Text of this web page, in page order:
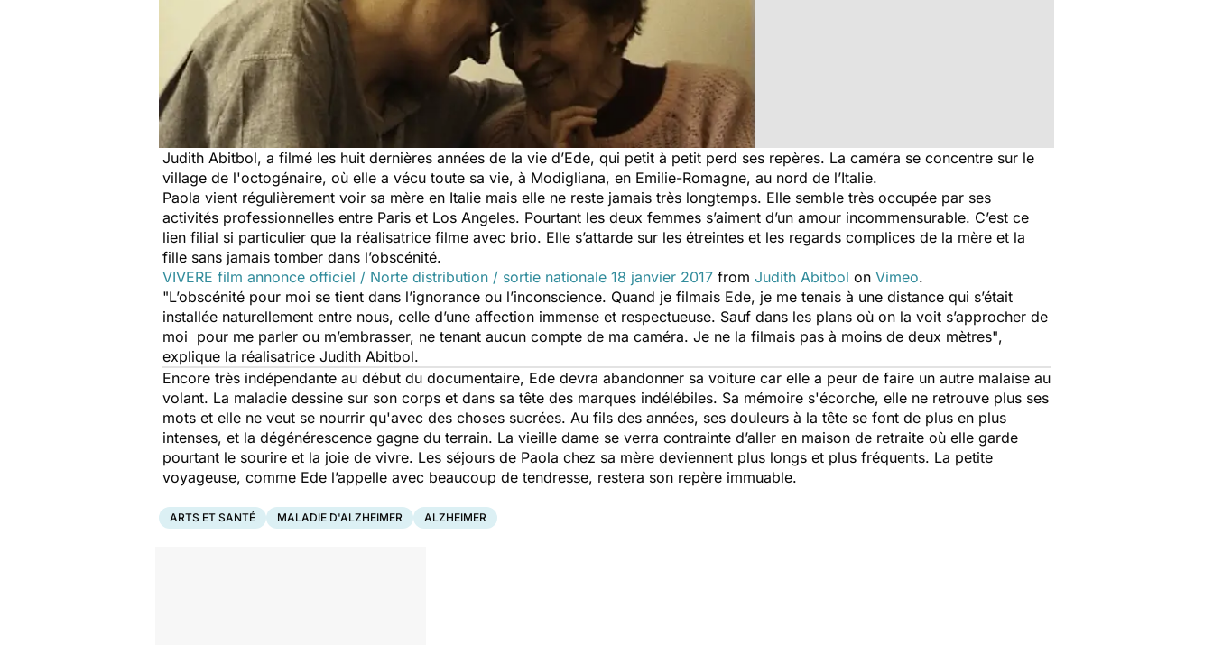
Judith Abitbol, a filmé les huit dernières années de la vie d’Ede, qui petit à petit perd ses repères. La caméra se concentre sur le
village de l'octogénaire, où elle a vécu toute sa vie, à Modigliana, en Emilie-Romagne, au nord de l’Italie.
Paola vient régulièrement voir sa mère en Italie mais elle ne reste jamais très longtemps. Elle semble très occupée par ses
activités professionnelles entre Paris et Los Angeles. Pourtant les deux femmes s’aiment d’un amour incommensurable. C’est ce
lien filial si particulier que la réalisatrice filme avec brio. Elle s’attarde sur les étreintes et les regards complices de la mère et la
fille sans jamais tomber dans l’obscénité.
VIVERE film annonce officiel / Norte distribution / sortie nationale 18 janvier 2017 from Judith Abitbol on Vimeo.
"L’obscénité pour moi se tient dans l’ignorance ou l’inconscience. Quand je filmais Ede, je me tenais à une distance qui s’était
installée naturellement entre nous, celle d’une affection immense et respectueuse. Sauf dans les plans où on la voit s’approcher de
moi pour me parler ou m’embrasser, ne tenant aucun compte de ma caméra. Je ne la filmais pas à moins de deux mètres",
explique la réalisatrice Judith Abitbol.
Encore très indépendante au début du documentaire, Ede devra abandonner sa voiture car elle a peur de faire un autre malaise au
volant. La maladie dessine sur son corps et dans sa tête des marques indélébiles. Sa mémoire s'écorche, elle ne retrouve plus ses
mots et elle ne veut se nourrir qu'avec des choses sucrées. Au fils des années, ses douleurs à la tête se font de plus en plus
intenses, et la dégénérescence gagne du terrain. La vieille dame se verra contrainte d’aller en maison de retraite où elle garde
pourtant le sourire et la joie de vivre. Les séjours de Paola chez sa mère deviennent plus longs et plus fréquents. La petite
voyageuse, comme Ede l’appelle avec beaucoup de tendresse, restera son repère immuable.
ARTS ET SANTÉ MALADIE D'ALZHEIMER ALZHEIMER